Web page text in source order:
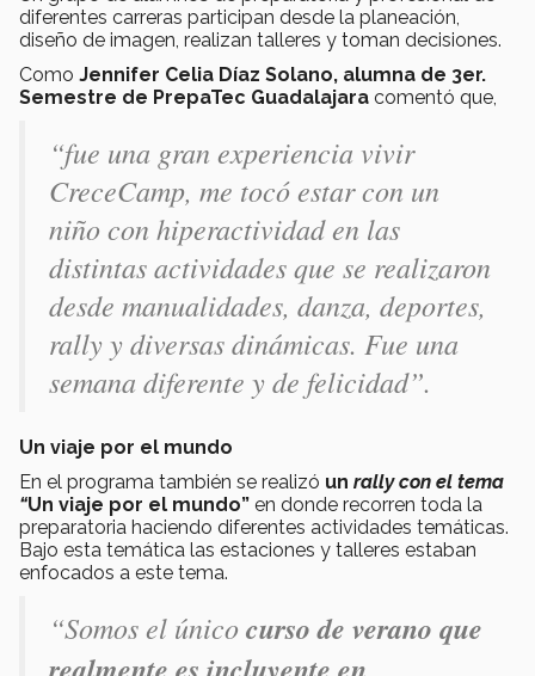
diferentes carreras participan desde la planeación,
diseño de imagen, realizan talleres y toman decisiones.
Como Jennifer Celia Díaz Solano, alumna de 3er.
Semestre de PrepaTec Guadalajara comentó que,
“fue una gran experiencia vivir
CreceCamp, me tocó estar con un
niño con hiperactividad en las
distintas actividades que se realizaron
desde manualidades, danza, deportes,
rally y diversas dinámicas. Fue una
semana diferente y de felicidad”.
Un viaje por el mundo
En el programa también se realizó un rallycon el tema
“Un viaje por el mundo” en donde recorren toda la
preparatoria haciendo diferentes actividades temáticas.
Bajo esta temática las estaciones y talleres estaban
enfocados a este tema.
“Somos el únicocurso de verano que